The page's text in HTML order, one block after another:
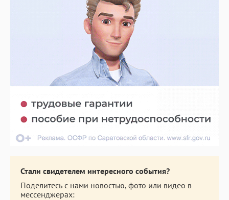
Стали свидетелем интересного события?
Поделитесь с нами новостью, фото или видео в
мессенджерах: